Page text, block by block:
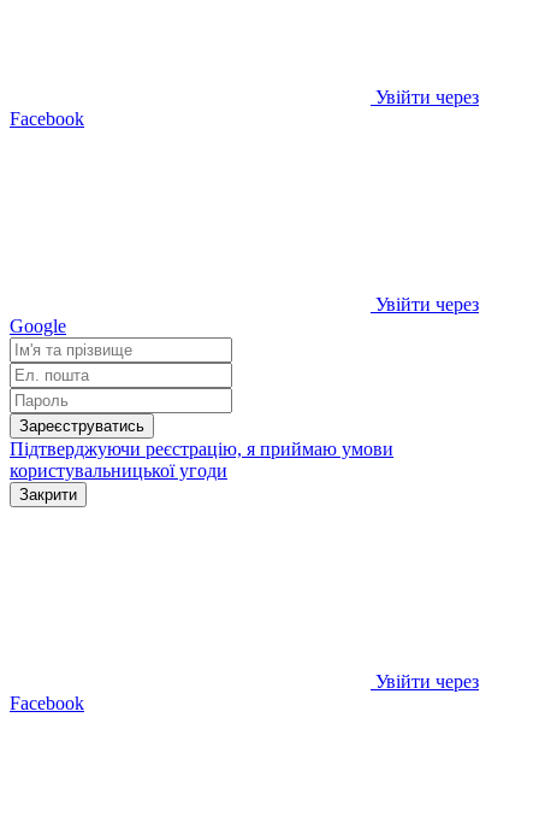
Увійти через
Facebook
Увійти через
Google
Зареєструватись
Підтверджуючи реєстрацію, я приймаю умови
користувальницької угоди
Закрити
Увійти через
Facebook